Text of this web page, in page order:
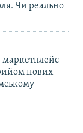
Чи реально
маркетплейс
нових